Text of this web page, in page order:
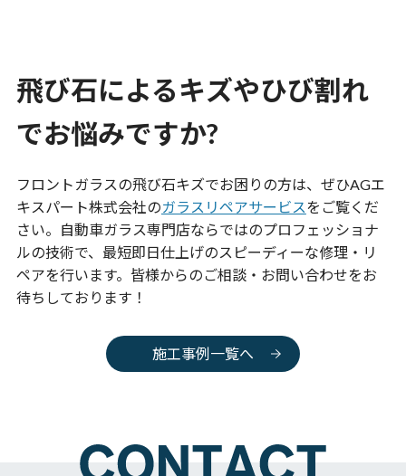
飛び石によるキズやひび割れ
でお悩みですか?
フロントガラスの飛び石キズでお困りの方は、ぜひAGエ
キスパート株式会社のガラスリペアサービス をご覧くだ
さい。自動車ガラス専門店ならではのプロフェッショナ
ルの技術で、最短即日仕上げのスピーディーな修理・リ
ペアを行います。皆様からのご相談・お問い合わせをお
待ちしております！
施工事例一覧へ